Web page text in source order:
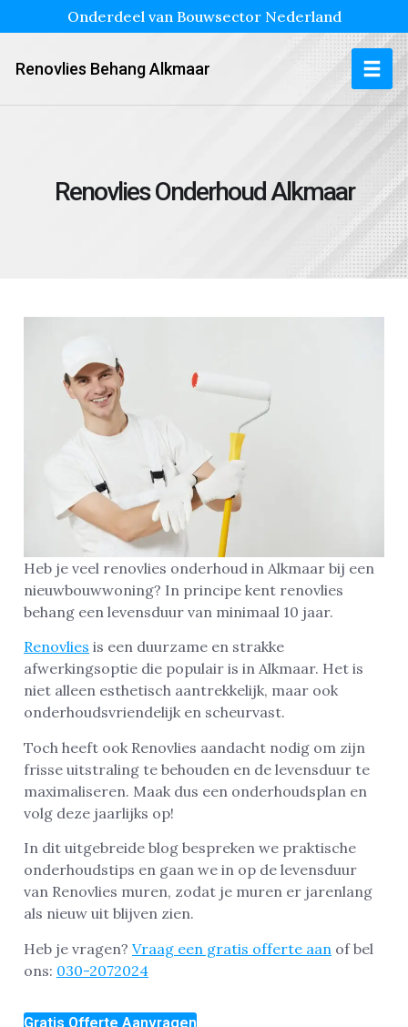
Onderdeel van Bouwsector Nederland
Renovlies Behang Alkmaar
Renovlies Onderhoud Alkmaar
Heb je veel renovlies onderhoud in Alkmaar bij een
nieuwbouwwoning? In principe kent renovlies
behang een levensduur van minimaal 10 jaar.
Renovlies is een duurzame en strakke
afwerkingsoptie die populair is in Alkmaar. Het is
niet alleen esthetisch aantrekkelijk, maar ook
onderhoudsvriendelijk en scheurvast.
Toch heeft ook Renovlies aandacht nodig om zijn
frisse uitstraling te behouden en de levensduur te
maximaliseren. Maak dus een onderhoudsplan en
volg deze jaarlijks op!
In dit uitgebreide blog bespreken we praktische
onderhoudstips en gaan we in op de levensduur
van Renovlies muren, zodat je muren er jarenlang
als nieuw uit blijven zien.
Heb je vragen? Vraag een gratis offerte aan of bel
ons: 030-2072024
Gratis Offerte Aanvragen